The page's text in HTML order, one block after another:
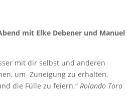
mit Elke Debener und Manuel
mit dir selbst und anderen
um Zuneigung zu erhalten,
die Fülle zu feiern.“ Rolando Toro